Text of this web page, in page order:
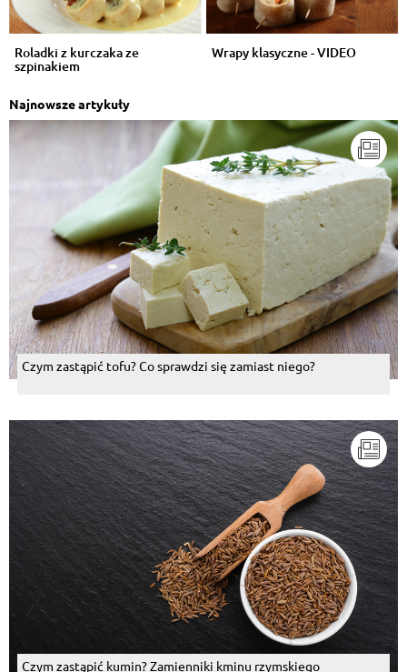
Roladki z kurczaka ze
szpinakiem
Wrapy klasyczne - VIDEO
Najnowsze artykuły
Czym zastąpić tofu? Co sprawdzi się zamiast niego?
Czym zastąpić kumin? Zamienniki kminu rzymskiego